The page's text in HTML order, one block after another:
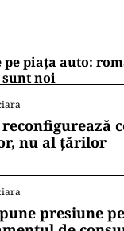
pe piața auto:
noi
nu al țărilor
presiune